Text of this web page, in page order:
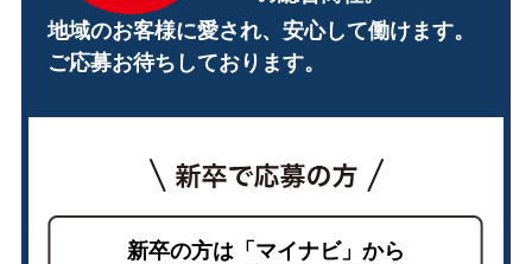
地域のお客様に愛され、安心して働けます。
ご応募お待ちしております。
新卒の方は「マイナビ」から